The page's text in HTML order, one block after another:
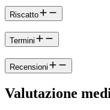
Riscatto
Termini
Recensioni
Valutazione